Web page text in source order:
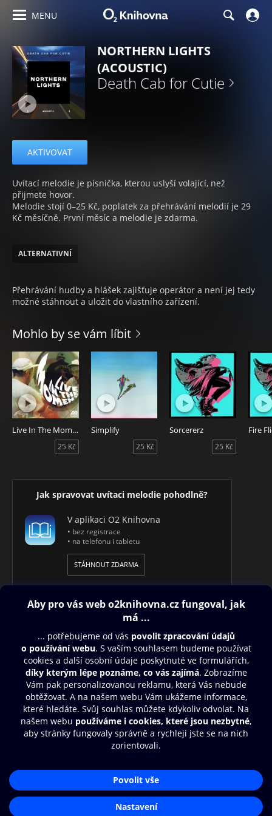
MENU
NORTHERN LIGHTS
(ACOUSTIC)
Death Cab for Cutie
AKTIVOVAT
Uvítací melodie je písnička, kterou uslyší volající, než
přijmete hovor.
Melodie stojí 0–25 Kč, poplatek za přehrávání melodií je 29
Kč měsíčně. První měsíc a melodie je zdarma.
ALTERNATIVNÍ
Přehrávání hudby a hlášek zajišťuje operátor a není jej tedy
možné stáhnout a uložit do vlastního zařízení.
Mohlo by se vám líbit
Live In The Moment (Superorganism Remix)
25 Kč
Simplify
25 Kč
Sorcererz
25 Kč
Fire
Jak spravovat uvítaci melodie pohodlně?
V aplikaci O2 Knihovna
• bez registrace
• na telefonu i tabletu
STÁHNOUT ZDARMA
Obsah ke stažení
Moje O2 Knihovna
Další zábava
© O2 Czech Republic a.s.
Zásady zpracování osobních údajůAplikace O2 Knihovna
Čti a poslouchej své e-knihy a